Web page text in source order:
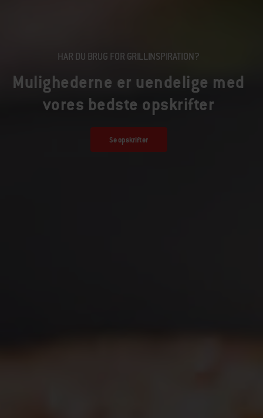
HAR DU BRUG FOR GRILLINSPIRATION?
Mulighederne er uendelige med
vores bedste opskrifter
Se opskrifter